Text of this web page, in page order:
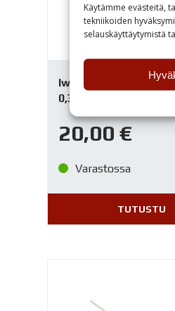
Käytämme evästeitä,
tekniikoiden
selauskäyttäytymistä
Iwata HP-BS/CS/SBS
0,35
20,00€
Varastossa
TUTUSTU